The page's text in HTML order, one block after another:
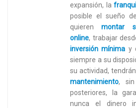
expansión, la
posible el sueño
quierenmontar
online, trabajar
inversión mínima y
siempre a su
su actividad,
mantenimiento, sin
posteriores, la
nunca el dinero